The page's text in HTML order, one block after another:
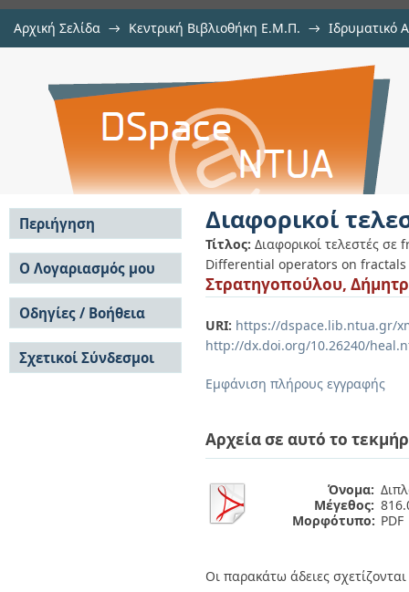
Αρχική Σελίδα → Κεντρική Βιβλιοθήκη Ε.Μ.Π. → Ιδρυματικό
Διαφορικοί τελεστές σε fractals
Διαφορικοί
Τίτλος: Διαφορικοί τελεστές σε
Differential operators on fractals
Στρατηγοπούλου,
URI: https://dspace.lib.ntua.gr/
http://dx.doi.org/10.26240/
Εμφάνιση πλήρους εγγραφής
Αρχεία σε αυτό το
Όνομα:
Μέγεθος:
Μορφότυπο: PDF
Οι παρακάτω άδειες
Περιήγηση
Σε όλο το DSpace
Κοινότητες & Συλλογές
Ανά Ημερομηνία
Έκδοσης
Συγγραφείς
Τίτλοι
Θέματα
Ο Λογαριασμός μου
Σύνδεση
Εγγραφή
Οδηγίες / Βοήθεια
Οδηγίες Υποβολής
Οδηγίες Χρήσης ΙΑ
Συχνές Ερωτήσεις
Σχετικοί Σύνδεσμοι